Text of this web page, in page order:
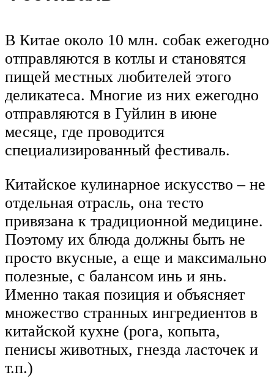
В Китае около 10 млн. собак ежегодно
отправляются в котлы и становятся
пищей местных любителей этого
деликатеса. Многие из них ежегодно
отправляются в Гуйлин в июне
месяце, где проводится
специализированный фестиваль.
Китайское кулинарное искусство – не
отдельная отрасль, она тесто
привязана к традиционной медицине.
Поэтому их блюда должны быть не
просто вкусные, а еще и максимально
полезные, с балансом инь и янь.
Именно такая позиция и объясняет
множество странных ингредиентов в
китайской кухне (рога, копыта,
пенисы животных, гнезда ласточек и
т.п.)